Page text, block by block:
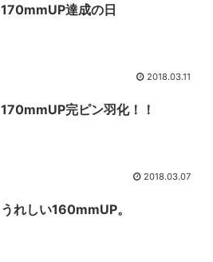
170mmUP達成の日
2018.03.11
170mmUP完ピン羽化！！
2018.03.07
うれしい160mmUP。